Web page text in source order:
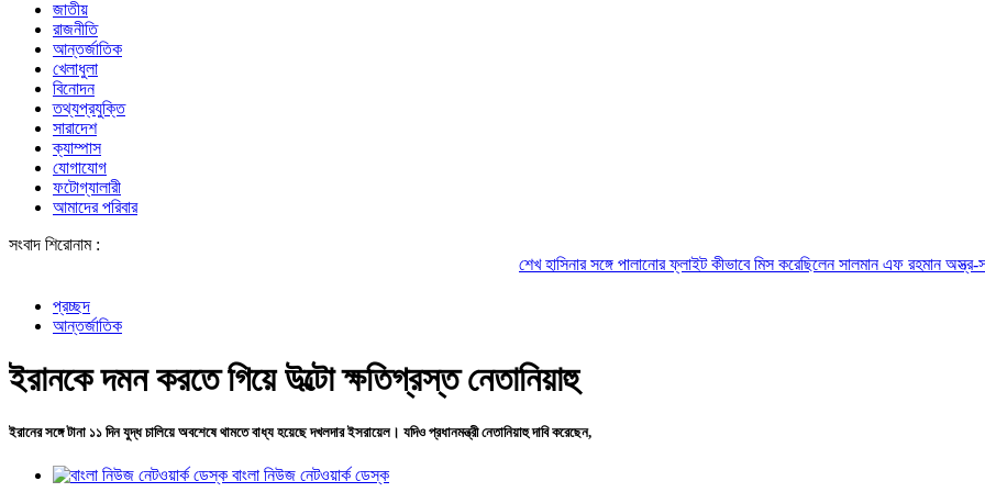
জাতীয়
রাজনীতি
আন্তর্জাতিক
খেলাধুলা
বিনোদন
তথ্যপ্রযুক্তি
সারাদেশ
ক্যাম্পাস
যোগাযোগ
ফটোগ্যালারী
আমাদের পরিবার
সংবাদ শিরোনাম :
শেখ হাসিনার সঙ্গে পালানোর ফ্লাইট কীভাবে মিস করেছিলেন সালমান এফ রহমানঅস্ত্র-সংকট সম্পর্কে
প্রচ্ছদ
আন্তর্জাতিক
ইরানকে দমন করতে গিয়ে উল্টো ক্ষতিগ্রস্ত নেতানিয়াহু
ইরানের সঙ্গে টানা ১১ দিন যুদ্ধ চালিয়ে অবশেষে থামতে বাধ্য হয়েছে দখলদার ইসরায়েল। যদিও প্রধানমন্ত্রী নেতানিয়াহু দাবি করেছেন,
বাংলা নিউজ নেটওয়ার্ক ডেস্ক